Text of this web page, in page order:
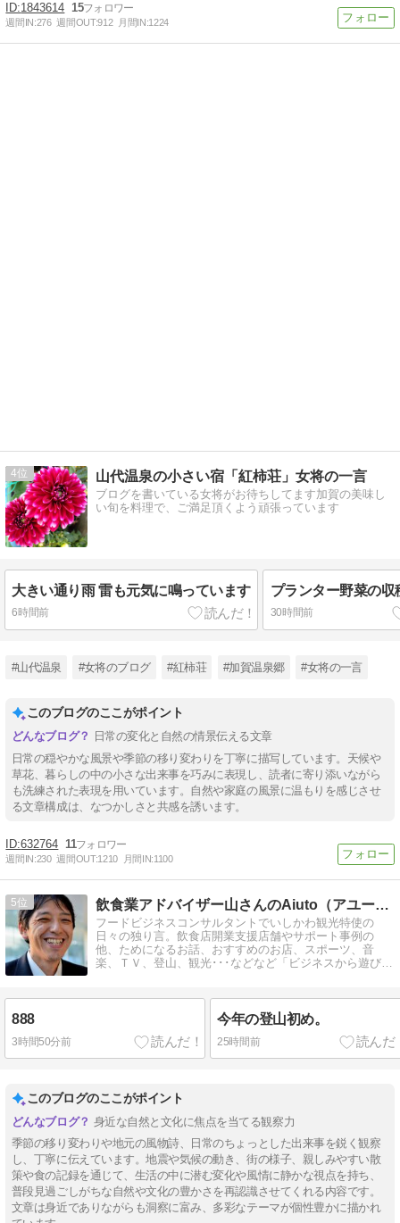
1843614 15
週間IN:276 週間OUT:912 月間IN:1224
4 山代温泉の小さい宿「紅柿荘」女将の一言
ブログを書いている女将がお待ちしてます加賀の美味し
い旬を料理で、ご満足頂くよう頑張っています
大きい通り雨 雷も元気に鳴っています
6時間前
プランター野菜の収
30時間前
#山代温泉 #女将のブログ #紅柿荘 #加賀温泉郷 #女将の一言
このブログのここがポイント
日常の変化と自然の情景伝える文章
日常の穏やかな風景や季節の移り変わりを丁寧に描写しています。天候や
草花、暮らしの中の小さな出来事を巧みに表現し、読者に寄り添いながら
も洗練された表現を用いています。自然や家庭の風景に温もりを感じさせ
る文章構成は、なつかしさと共感を誘います。
632764 11
週間IN:230 週間OUT:1210 月間IN:1100
5 飲食業アドバイザー山さんのAiuto（アユート！）ブログ
フードビジネスコンサルタントでいしかわ観光特使の
日々の独り言。飲食店開業支援店舗やサポート事例の
他、ためになるお話、おすすめのお店、スポーツ、音
楽、ＴＶ、登山、観光･･･などなど「ビジネスから遊びま
888
3時間50分前
今年の登山初め。
25時間前
このブログのここがポイント
身近な自然と文化に焦点を当てる観察力
季節の移り変わりや地元の風物詩、日常のちょっとした出来事を鋭く観察
し、丁寧に伝えています。地震や気候の動き、街の様子、親しみやすい散
策や食の記録を通じて、生活の中に潜む変化や風情に静かな視点を持ち、
普段見過ごしがちな自然や文化の豊かさを再認識させてくれる内容です。
文章は身近でありながらも洞察に富み、多彩なテーマが個性豊かに描かれ